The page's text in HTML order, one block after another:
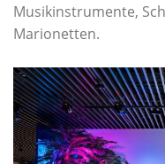
Musikinstrumente,
Marionetten.